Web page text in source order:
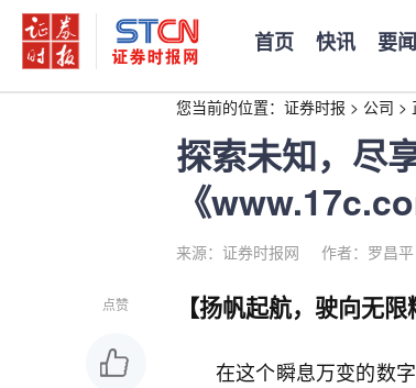
首页 快讯 要闻
您当前的位置： 证券时报 > 公司 >
探索未知，尽
《
来源：证券时报网 作者：罗昌平
点赞 【扬帆起航，驶向无限
在这个瞬息万变的数